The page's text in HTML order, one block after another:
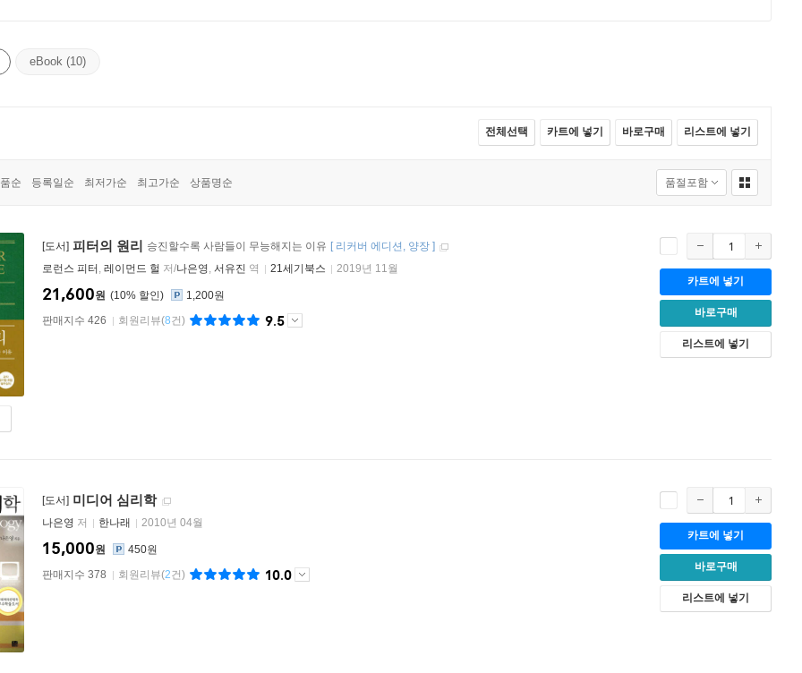
eBook (10)
전체선택 카트에 넣기 바로구매 리스트에 넣기
순 등록일순 최저가순 최고가순 상품명순
[도서] 피터의 원리 승진할수록 사람들이 무능해지는 이유 [ 리커버 에디션 양장 ]
로런스 피터 , 레이먼드 헐 저/나은영, 서유진 역 21세기북스 2019년 11월
10%
21,600원
1,200원
판매지수 426
회원리뷰(8건) 9.5
카트에 넣기
바로구매
리스트에 넣기
[도서] 미디어 심리학
나은영 저 한나래 2010년 04월
15,000원
450원
판매지수 378
회원리뷰(2건) 10.0
카트에 넣기
바로구매
리스트에 넣기